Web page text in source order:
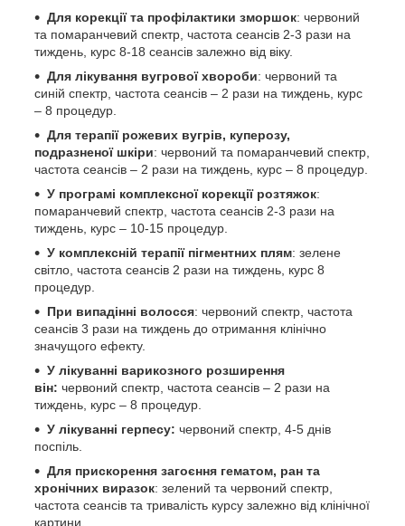
Для корекції та профілактики зморшок: червоний
та помаранчевий спектр, частота сеансів 2-3 рази на
тиждень, курс 8-18 сеансів залежно від віку.
Для лікування вугрової хвороби: червоний та
синій спектр, частота сеансів – 2 рази на тиждень, курс
– 8 процедур.
Для терапії рожевих вугрів, куперозу,
подразненої шкіри: червоний та помаранчевий спектр,
частота сеансів – 2 рази на тиждень, курс – 8 процедур.
У програмі комплексної корекції розтяжок:
помаранчевий спектр, частота сеансів 2-3 рази на
тиждень, курс – 10-15 процедур.
У комплексній терапії пігментних плям: зелене
світло, частота сеансів 2 рази на тиждень, курс 8
процедур.
При випадінні волосся: червоний спектр, частота
сеансів 3 рази на тиждень до отримання клінічно
значущого ефекту.
У лікуванні варикозного розширення
він: червоний спектр, частота сеансів – 2 рази на
тиждень, курс – 8 процедур.
У лікуванні герпесу: червоний спектр, 4-5 днів
поспіль.
Для прискорення загоєння гематом, ран та
хронічних виразок: зелений та червоний спектр,
частота сеансів та тривалість курсу залежно від клінічної
картини.